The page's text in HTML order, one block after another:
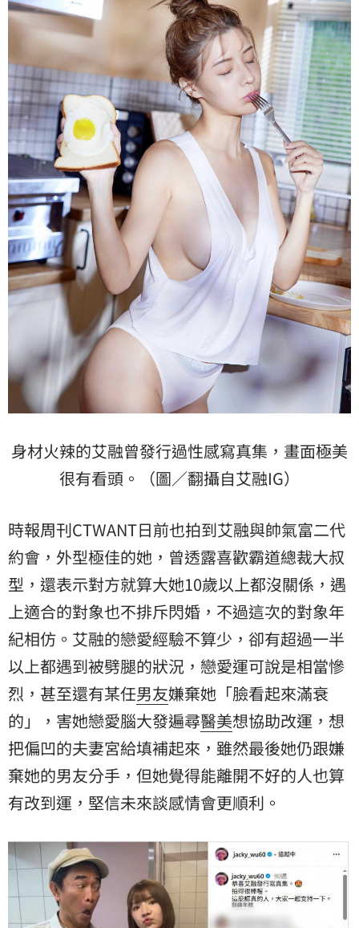
身材火辣的艾融曾發行過性感寫真集，畫面極美
很有看頭。（圖／翻攝自艾融IG）
時報周刊CTWANT日前也拍到艾融與帥氣富二代
約會，外型極佳的她，曾透露喜歡霸道總裁大叔
型，還表示對方就算大她10歲以上都沒關係，遇
上適合的對象也不排斥閃婚，不過這次的對象年
紀相仿。艾融的戀愛經驗不算少，卻有超過一半
以上都遇到被劈腿的狀況，戀愛運可說是相當慘
烈，甚至還有某任男友嫌棄她「臉看起來滿衰
的」，害她戀愛腦大發遍尋醫美想協助改運，想
把偏凹的夫妻宮給填補起來，雖然最後她仍跟嫌
棄她的男友分手，但她覺得能離開不好的人也算
有改到運，堅信未來談感情會更順利。